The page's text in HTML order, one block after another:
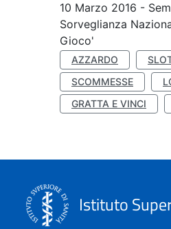
10 Marzo 2016 -
Sorveglianza
Gioco'
AZZARDO
SCOMMESSE
GRATTA E VINCI
Istituto